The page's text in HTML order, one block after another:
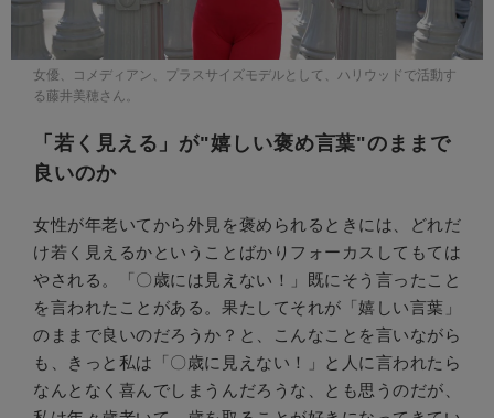
女優、コメディアン、プラスサイズモデルとして、ハリウッドで活動す
る藤井美穂さん。
「若く見える」が"嬉しい褒め言葉"のままで
良いのか
女性が年老いてから外見を褒められるときには、どれだ
け若く見えるかということばかりフォーカスしてもては
やされる。「〇歳には見えない！」既にそう言ったこと
を言われたことがある。果たしてそれが「嬉しい言葉」
のままで良いのだろうか？と、こんなことを言いながら
も、きっと私は「〇歳に見えない！」と人に言われたら
なんとなく喜んでしまうんだろうな、とも思うのだが、